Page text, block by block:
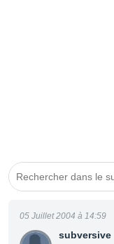
subversive
05 Juillet 2004 à 14:59